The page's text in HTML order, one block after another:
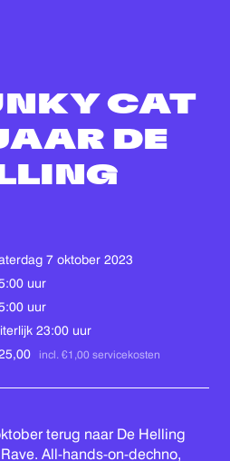
CAT
DE
7 oktober 2023
uur
uur
23:00 uur
incl. €1,00 servicekosten
terug naar De Helling
All-hands-on-dechno,